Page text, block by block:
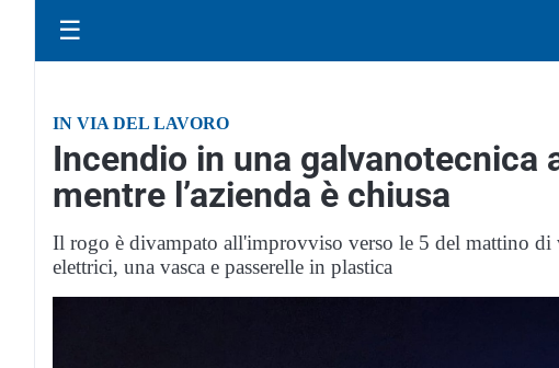
☰
IN VIA DEL LAVORO
Incendio in una galvanotecnica
mentre l’azienda è chiusa
Il rogo è divampato all'improvviso verso le 5 del mattino
elettrici, una vasca e passerelle in plastica